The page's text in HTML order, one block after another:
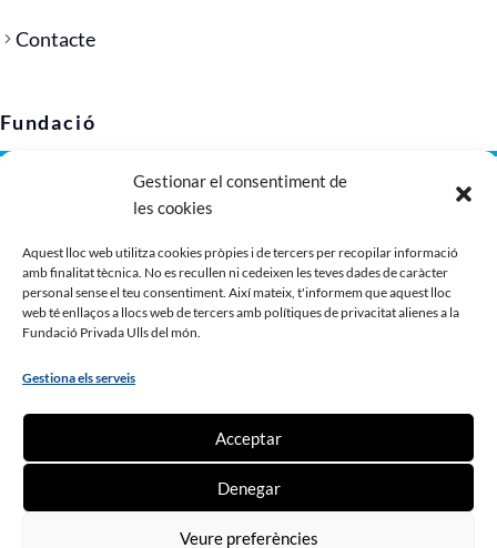
Gestionar el consentiment de
les cookies
Aquest lloc web utilitza cookies pròpies i de tercers per recopilar informació
amb finalitat tècnica. No es recullen ni cedeixen les teves dades de caràcter
personal sense el teu consentiment. Així mateix, t'informem que aquest lloc
web té enllaços a llocs web de tercers amb polítiques de privacitat alienes a la
Fundació Privada Ulls del món.
Gestiona els serveis
Acceptar
Denegar
Veure preferències
Contacte
Fundació
Política de privacitat
Política de cookies (UE)
Imatge corporativa
Dossier de presentació
Fes un donatiu
Ser voluntari o voluntària